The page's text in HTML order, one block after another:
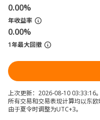
0.00%
年收益率
0.00%
1年最大回撤
上次更新：2026-08-10 03:33:16
所有交易和交易表现计算均以东
由于夏令时调整为UTC+3。